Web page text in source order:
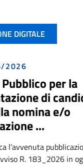
DIGITALE
2026
per la
di
nomina e/o
...
l'avvenuta
R. 183_2026 in